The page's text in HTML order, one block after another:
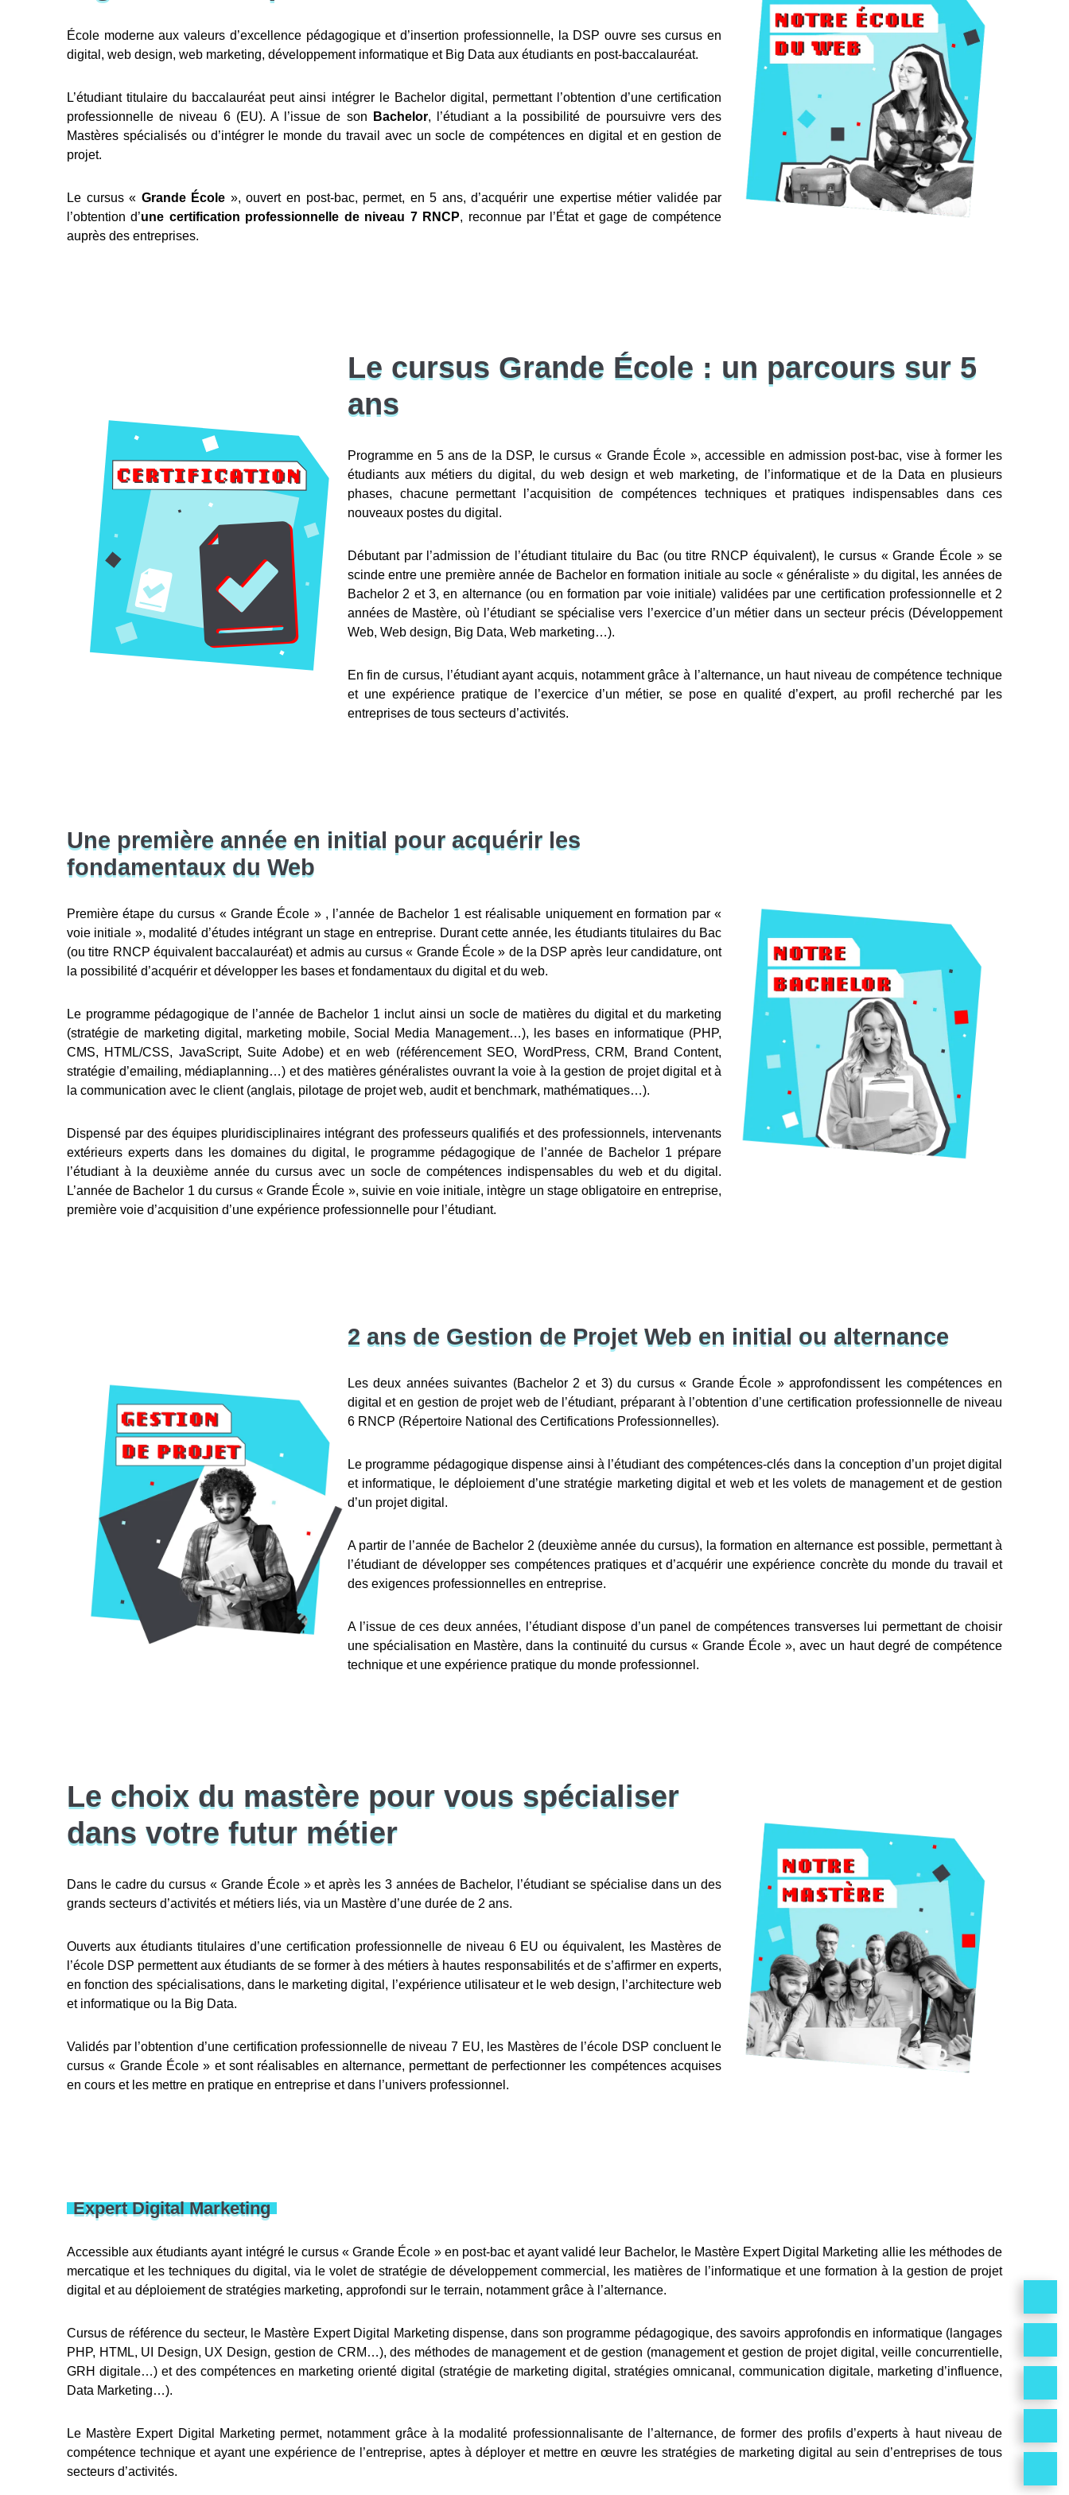
École moderne aux valeurs d’excellence pédagogique et d’insertion professionnelle, la DSP ouvre ses cursus en
digital, web design, web marketing, développement informatique et Big Data aux étudiants en post-baccalauréat.
L’étudiant titulaire du baccalauréat peut ainsi intégrer le Bachelor digital, permettant l’obtention d’une certification
professionnelle de niveau 6 (EU). A l’issue de son
Bachelor, l’étudiant a la possibilité de poursuivre vers des
Mastères spécialisés ou d’intégrer le monde du travail avec un socle de compétences en digital et en gestion de
projet.
Le cursus « Grande École », ouvert en post-bac, permet, en 5 ans, d’acquérir une expertise métier validée par
l’obtention d’une certification professionnelle de niveau 7 RNCP, reconnue par l’État et gage de compétence
auprès des entreprises.
Le cursus Grande École : un parcours sur 5
ans
Programme en 5 ans de la DSP, le cursus « Grande École », accessible en admission post-bac, vise à former les
étudiants aux métiers du digital, du web design et web marketing, de l’informatique et de la Data en plusieurs
phases, chacune permettant l’acquisition de compétences techniques et pratiques indispensables dans ces
nouveaux postes du digital.
Débutant par l’admission de l’étudiant titulaire du Bac (ou titre RNCP équivalent), le cursus « Grande École » se
scinde entre une première année de Bachelor en formation initiale au socle « généraliste » du digital, les années de
Bachelor 2 et 3, en alternance (ou en formation par voie initiale) validées par une certification professionnelle et 2
années de Mastère, où l’étudiant se spécialise vers l’exercice d’un métier dans un secteur précis (Développement
Web, Web design, Big Data, Web marketing…).
En fin de cursus, l’étudiant ayant acquis, notamment grâce à l’alternance, un haut niveau de compétence technique
et une expérience pratique de l’exercice d’un métier, se pose en qualité d’expert, au profil recherché par les
entreprises de tous secteurs d’activités.
Une première année en initial pour acquérir les
fondamentaux du Web
Première étape du cursus « Grande École » , l’année de Bachelor 1 est réalisable uniquement en formation par «
voie initiale », modalité d’études intégrant un stage en entreprise. Durant cette année, les étudiants titulaires du Bac
(ou titre RNCP équivalent baccalauréat) et admis au cursus « Grande École » de la DSP après leur candidature, ont
la possibilité d’acquérir et développer les bases et fondamentaux du digital et du web.
Le programme pédagogique de l’année de Bachelor 1 inclut ainsi un socle de matières du digital et du marketing
(stratégie de marketing digital, marketing mobile, Social Media Management…), les bases en informatique (PHP,
CMS, HTML/CSS, JavaScript, Suite Adobe) et en web (référencement SEO, WordPress, CRM, Brand Content,
stratégie d’emailing, médiaplanning…) et des matières généralistes ouvrant la voie à la gestion de projet digital et à
la communication avec le client (anglais, pilotage de projet web, audit et benchmark, mathématiques…).
Dispensé par des équipes pluridisciplinaires intégrant des professeurs qualifiés et des professionnels, intervenants
extérieurs experts dans les domaines du digital, le programme pédagogique de l’année de Bachelor 1 prépare
l’étudiant à la deuxième année du cursus avec un socle de compétences indispensables du web et du digital.
L’année de Bachelor 1 du cursus « Grande École », suivie en voie initiale, intègre un stage obligatoire en entreprise,
première voie d’acquisition d’une expérience professionnelle pour l’étudiant.
2 ans de Gestion de Projet Web en initial ou alternance
Les deux années suivantes (Bachelor 2 et 3) du cursus « Grande École » approfondissent les compétences en
digital et en gestion de projet web de l’étudiant, préparant à l’obtention d’une certification professionnelle de niveau
6 RNCP (Répertoire National des Certifications Professionnelles).
Le programme pédagogique dispense ainsi à l’étudiant des compétences-clés dans la conception d’un projet digital
et informatique, le déploiement d’une stratégie marketing digital et web et les volets de management et de gestion
d’un projet digital.
A partir de l’année de Bachelor 2 (deuxième année du cursus), la formation en alternance est possible, permettant à
l’étudiant de développer ses compétences pratiques et d’acquérir une expérience concrète du monde du travail et
des exigences professionnelles en entreprise.
A l’issue de ces deux années, l’étudiant dispose d’un panel de compétences transverses lui permettant de choisir
une spécialisation en Mastère, dans la continuité du cursus « Grande École », avec un haut degré de compétence
technique et une expérience pratique du monde professionnel.
Le choix du mastère pour vous spécialiser
dans votre futur métier
Dans le cadre du cursus « Grande École » et après les 3 années de Bachelor, l’étudiant se spécialise dans un des
grands secteurs d’activités et métiers liés, via un Mastère d’une durée de 2 ans.
Ouverts aux étudiants titulaires d’une certification professionnelle de niveau 6 EU ou équivalent, les Mastères de
l’école DSP permettent aux étudiants de se former à des métiers à hautes responsabilités et de s’affirmer en experts,
en fonction des spécialisations, dans le marketing digital, l’expérience utilisateur et le web design, l’architecture web
et informatique ou la Big Data.
Validés par l’obtention d’une certification professionnelle de niveau 7 EU, les Mastères de l’école DSP concluent le
cursus « Grande École » et sont réalisables en alternance, permettant de perfectionner les compétences acquises
en cours et les mettre en pratique en entreprise et dans l’univers professionnel.
Expert Digital Marketing
Accessible aux étudiants ayant intégré le cursus « Grande École » en post-bac et ayant validé leur Bachelor, le Mastère Expert Digital Marketing allie les méthodes de
mercatique et les techniques du digital, via le volet de stratégie de développement commercial, les matières de l’informatique et une formation à la gestion de projet
digital et au déploiement de stratégies marketing, approfondi sur le terrain, notamment grâce à l’alternance.
Cursus de référence du secteur, le Mastère Expert Digital Marketing dispense, dans son programme pédagogique, des savoirs approfondis en informatique (langages
PHP, HTML, UI Design, UX Design, gestion de CRM…), des méthodes de management et de gestion (management et gestion de projet digital, veille concurrentielle,
GRH digitale…) et des compétences en marketing orienté digital (stratégie de marketing digital, stratégies omnicanal, communication digitale, marketing d’influence,
Data Marketing…).
Le Mastère Expert Digital Marketing permet, notamment grâce à la modalité professionnalisante de l’alternance, de former des profils d’experts à haut niveau de
compétence technique et ayant une expérience de l’entreprise, aptes à déployer et mettre en œuvre les stratégies de marketing digital au sein d’entreprises de tous
secteurs d’activités.